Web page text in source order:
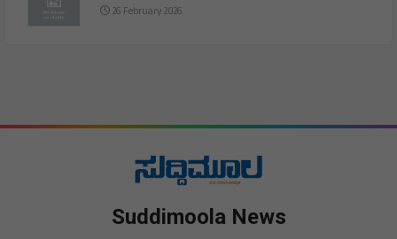
26 February 2026
Suddimoola News